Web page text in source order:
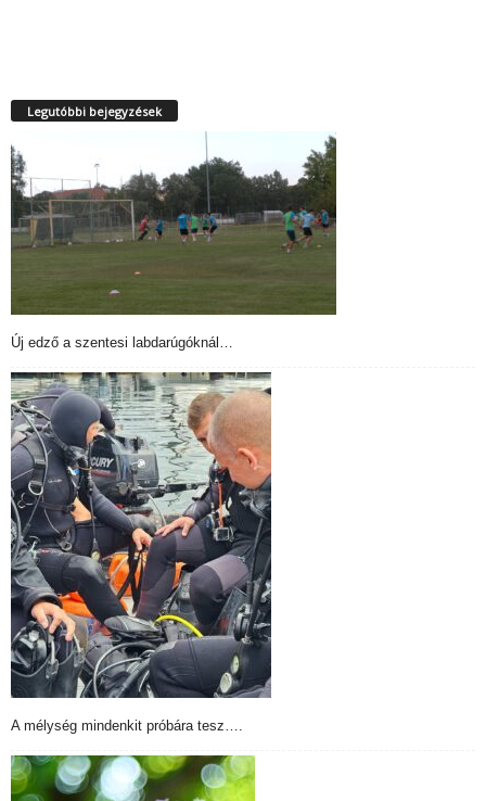
Legutóbbi bejegyzések
Új edző a szentesi labdarúgóknál…
A mélység mindenkit próbára tesz….